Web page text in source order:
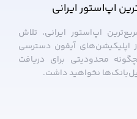
اپ‌استور ایرانی
اپ‌استور ایرانی، تلاش
اپلیکیشن‌های آیفون دسترسی
محدودیتی برای دریافت
نخواهید داشت.